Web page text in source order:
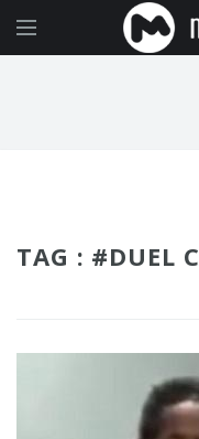
TAG : #DUEL